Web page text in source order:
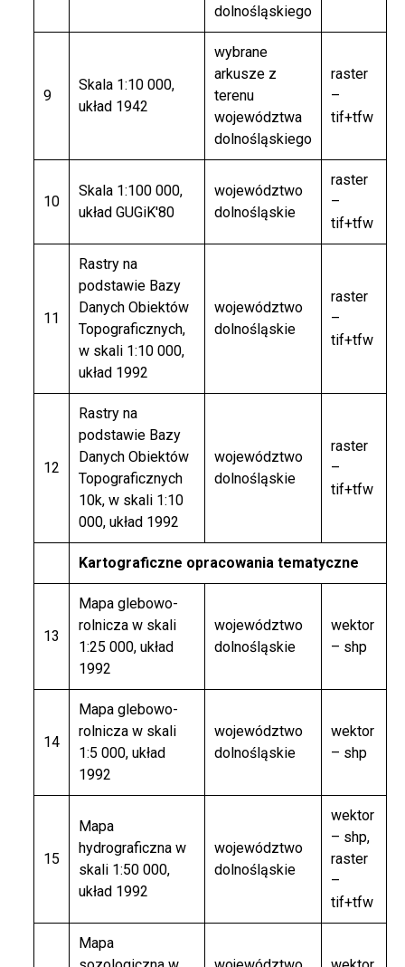
dolnośląskiego
9
Skala 1:10 000,
układ 1942
wybrane
arkusze z
terenu
województwa
dolnośląskiego
raster
–
tif+tfw
10
Skala 1:100 000,
układ GUGiK'80
województwo
dolnośląskie
raster
–
tif+tfw
11
Rastry na
podstawie Bazy
Danych Obiektów
Topograficznych,
w skali 1:10 000,
układ 1992
województwo
dolnośląskie
raster
–
tif+tfw
12
Rastry na
podstawie Bazy
Danych Obiektów
Topograficznych
10k, w skali 1:10
000, układ 1992
województwo
dolnośląskie
raster
–
tif+tfw
Kartograficzne opracowania tematyczne
13
Mapa glebowo-
rolnicza w skali
1:25 000, układ
1992
województwo
dolnośląskie
wektor
– shp
14
Mapa glebowo-
rolnicza w skali
1:5 000, układ
1992
województwo
dolnośląskie
wektor
– shp
15
Mapa
hydrograficzna w
skali 1:50 000,
układ 1992
województwo
dolnośląskie
wektor
– shp,
raster
–
tif+tfw
Mapa